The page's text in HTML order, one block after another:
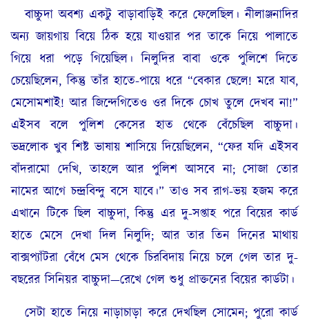
বাচ্চুদা অবশ্য একটু বাড়াবাড়িই করে ফেলেছিল। নীলাঞ্জনাদির
অন্য জায়গায় বিয়ে ঠিক হয়ে যাওয়ার পর তাকে নিয়ে পালাতে
গিয়ে ধরা পড়ে গিয়েছিল। নিলুদির বাবা ওকে পুলিশে দিতে
চেয়েছিলেন, কিন্তু তাঁর হাতে-পায়ে ধরে “বেকার ছেলে! মরে যাব,
মেসোমশাই! আর জিন্দেগিতেও ওর দিকে চোখ তুলে দেখব না!”
এইসব বলে পুলিশ কেসের হাত থেকে বেঁচেছিল বাচ্চুদা।
ভদ্রলোক খুব শিষ্ট ভাষায় শাসিয়ে দিয়েছিলেন, “ফের যদি এইসব
বাঁদরামো দেখি, তাহলে আর পুলিশ আসবে না; সোজা তোর
নামের আগে চন্দ্রবিন্দু বসে যাবে।” তাও সব রাগ-ভয় হজম করে
এখানে টিকে ছিল বাচ্চুদা, কিন্তু এর দু-সপ্তাহ পরে বিয়ের কার্ড
হাতে মেসে দেখা দিল নিলুদি; আর তার তিন দিনের মাথায়
বাক্সপ্যাঁটরা বেঁধে মেস থেকে চিরবিদায় নিয়ে চলে গেল তার দু-
বছরের সিনিয়র বাচ্চুদা—রেখে গেল শুধু প্রাক্তনের বিয়ের কার্ডটা।
সেটা হাতে নিয়ে নাড়াচাড়া করে দেখছিল সোমেন; পুরো কার্ড